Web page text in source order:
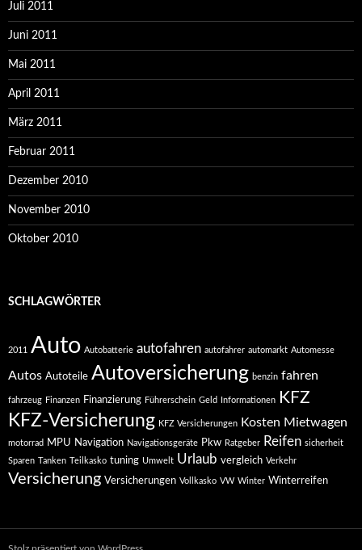
Juli 2011
Juni 2011
Mai 2011
April 2011
März 2011
Februar 2011
Dezember 2010
November 2010
Oktober 2010
SCHLAGWÖRTER
2011 Auto Autobatterie autofahren autofahrer automarkt Automesse
Autos Autoteile Autoversicherung benzin fahren
fahrzeug Finanzen Finanzierung Führerschein Geld Informationen KFZ
KFZ-Versicherung KFZ Versicherungen Kosten Mietwagen
motorrad MPU Navigation Navigationsgeräte Pkw Ratgeber Reifen sicherheit
Sparen Tanken Teilkasko tuning Umwelt Urlaub vergleich Verkehr
Versicherung Versicherungen Vollkasko VW Winter Winterreifen